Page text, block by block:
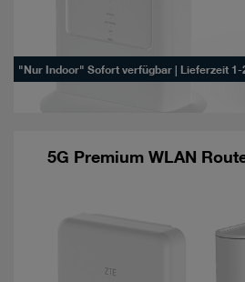
"Nur Indoor" Sofort verfügbar | Lieferzeit 1-
5G Premium WLAN
Sie nur jene Cookies im Einsatz, die
Website unerlässlich sind.